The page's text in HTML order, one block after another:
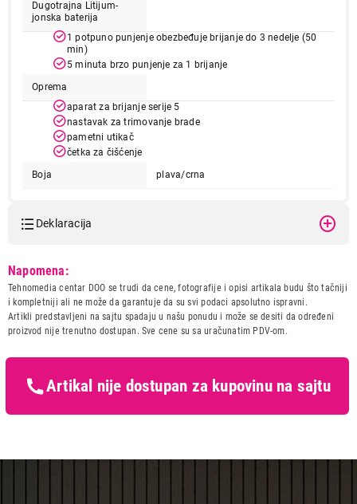
Dugotrajna Litijum-
jonska baterija
1 potpuno punjenje obezbeđuje brijanje do 3 nedelje (50
min)
5 minuta brzo punjenje za 1 brijanje
Oprema
aparat za brijanje serije 5
nastavak za trimovanje brade
pametni utikač
četka za čišćenje
Boja
plava/crna
Deklaracija
Naziv i vrsta robe:
APARAT ZA BRIJANJE
Uvoznik:
NELT CO d.o.o.
Zemlja porekla:
NEMACKA
Prava potrošača:
Zagarantovana sva prava
zaštiti potrošača
Napomena:
Tehnomedia centar DOO se trudi da cene, fotografije i opisi artikala budu što tačniji
i kompletniji ali ne može da garantuje da su svi podaci apsolutno ispravni.
Artikli predstavljeni na sajtu spadaju u našu ponudu i može se desiti da određeni
proizvod nije trenutno dostupan. Sve cene su sa uračunatim PDV-om.
Artikal nije dostupan za kupovinu na sajtu
APARATI ZA BRIJANJE
BRAUN S5 MHR SHAVERS 51-B1500S
BLUE 1CT
Proizvod je dodat u korpu.
Završi kupovinu